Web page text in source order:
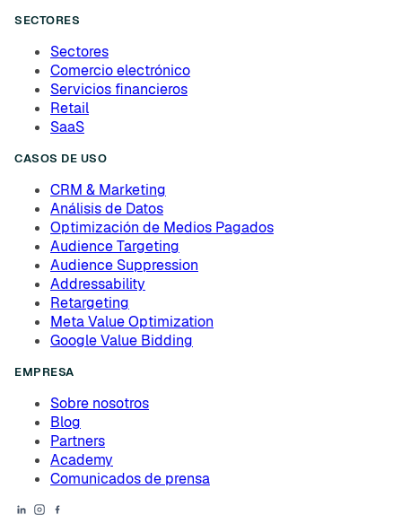
SECTORES
Sectores
Comercio electrónico
Servicios financieros
Retail
SaaS
CASOS DE USO
CRM & Marketing
Análisis de Datos
Optimización de Medios Pagados
Audience Targeting
Audience Suppression
Addressability
Retargeting
Meta Value Optimization
Google Value Bidding
EMPRESA
Sobre nosotros
Blog
Partners
Academy
Comunicados de prensa